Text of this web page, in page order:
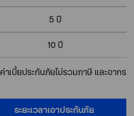
5 ปี
10 ปี
ค่าเบี้ยประกันภัยไม่รวมภาษี และอากร
ระยะเวลาเอาประกันภัย